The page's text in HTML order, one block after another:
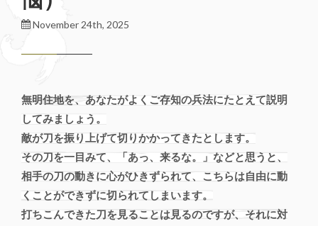
November 24th, 2025
無明住地を、あなたがよくご存知の兵法にたとえて説明
してみましょう。
敵が刀を振り上げて切りかかってきたとします。
その刀を一目みて、「あっ、来るな。」などと思うと、
相手の刀の動きに心がひきずられて、こちらは自由に動
くことができずに切られてしまいます。
打ちこんできた刀を見ることは見るのですが、それに対